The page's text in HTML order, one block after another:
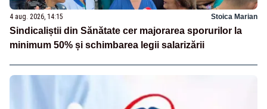
4 aug. 2026, 14:15 Stoica Marian
Sindicaliștii din Sănătate cer majorarea sporurilor la
minimum 50% și schimbarea legii salarizării